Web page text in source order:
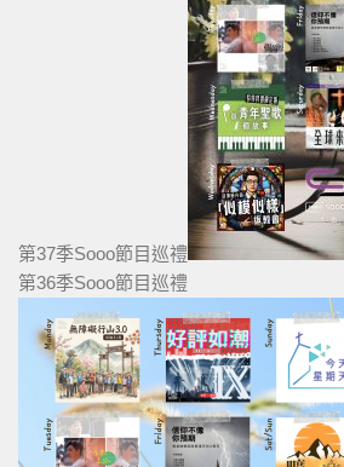
第37季Sooo節目巡禮
第36季Sooo節目巡禮